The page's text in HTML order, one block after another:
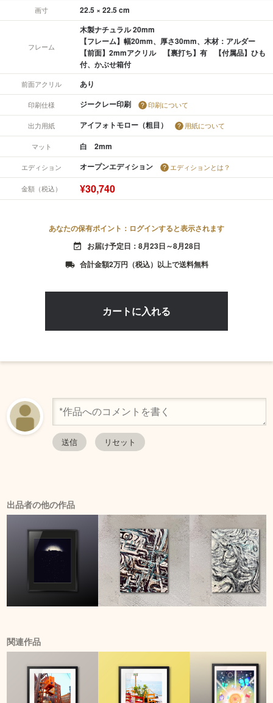
画寸 22.5 × 22.5 cm
フレーム
木製ナチュラル 20mm
【フレーム】幅20mm、厚さ30mm、木材：アルダー
【前面】2mmアクリル 【裏打ち】有 【付属品】ひも
付、かぶせ箱付
前面アクリル あり
印刷仕様 ジークレー印刷 印刷について
出力用紙 アイフォトモロー（粗目） 用紙について
マット 白 2mm
エディション オープンエディション エディションとは？
金額（税込） ¥30,740
あなたの保有ポイント：ログインすると表示されます
event_available お届け予定日：8月23日～8月28日
local_shipping 合計金額2万円（税込）以上で送料無料
出品者の他の作品
関連作品